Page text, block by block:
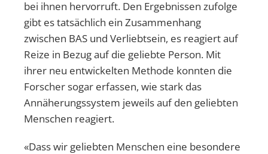
bei ihnen hervorruft. Den Ergebnissen zufolge
gibt es tatsächlich ein Zusammenhang
zwischen BAS und Verliebtsein, es reagiert auf
Reize in Bezug auf die geliebte Person. Mit
ihrer neu entwickelten Methode konnten die
Forscher sogar erfassen, wie stark das
Annäherungssystem jeweils auf den geliebten
Menschen reagiert.
«Dass wir geliebten Menschen eine besondere